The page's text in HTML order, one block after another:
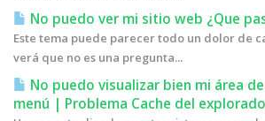
No puedo ver mi sitio web ¿Que
Este tema puede parecer todo un dolor de
verá que no es una pregunta...
No puedo visualizar bien mi área
menú | Problema Cache del